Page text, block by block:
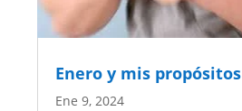
Enero y mis propósitos
Ene 9, 2024